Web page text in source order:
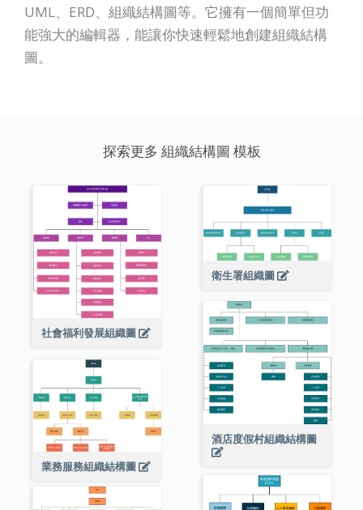
UML、ERD、組織結構圖等。它擁有一個簡單但功
能強大的編輯器，能讓你快速輕鬆地創建組織結構
圖。
探索更多 組織結構圖 模板
社會福利發展組織圖
衛生署組織圖
酒店度假村組織結構圖
業務服務組織結構圖